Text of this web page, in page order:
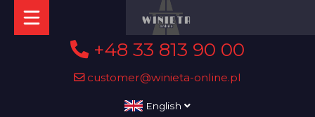
+48 33 813 90 00
customer@winieta-online.pl
English